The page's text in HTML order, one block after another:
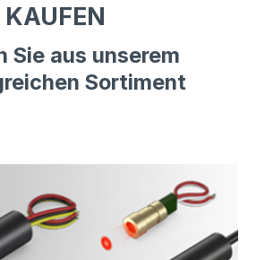
KAUFEN
Sie aus unserem
Sortiment